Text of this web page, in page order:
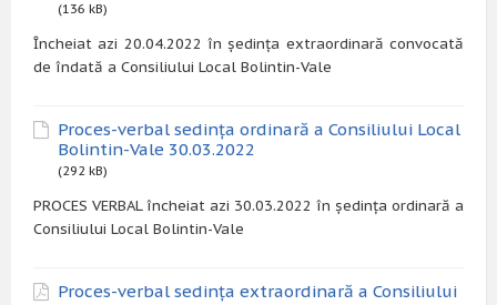
(136 kB)
Încheiat azi 20.04.2022 în ședința extraordinară convocată
de îndată a Consiliului Local Bolintin-Vale
Proces-verbal sedința ordinară a Consiliului Local
Bolintin-Vale 30.03.2022
(292 kB)
PROCES VERBAL încheiat azi 30.03.2022 în ședința ordinară a
Consiliului Local Bolintin-Vale
Proces-verbal sedința extraordinară a Consiliului